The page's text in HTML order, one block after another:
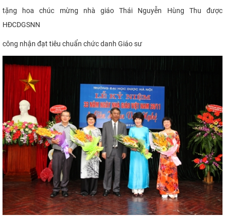
tặng hoa chúc mừng nhà giáo Thái Nguyễn Hùng Thu được
HĐCDGSNN
công nhận đạt tiêu chuẩn chức danh Giáo sư​